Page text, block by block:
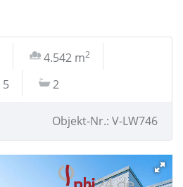
4.542 m2
5 2
Objekt-Nr.: V-LW746